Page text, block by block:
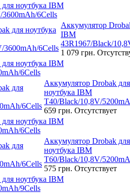
ноутбука IBM
6Cells
Аккумулятор
IBM
43R1967/Black/
1 079 грн.
ноутбука IBM
6Cells
Аккумулятор Drobak для
ноутбука IBM
T40/Black/10,8V/
659 грн. Отсутствует
ноутбука IBM
6Cells
Аккумулятор Drobak для
ноутбука IBM
T60/Black/10,8V/
575 грн. Отсутствует
ноутбука IBM
9Cells